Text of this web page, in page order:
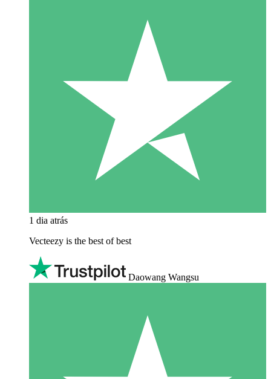
1 dia atrás
Vecteezy is the best of best
Daowang Wangsu